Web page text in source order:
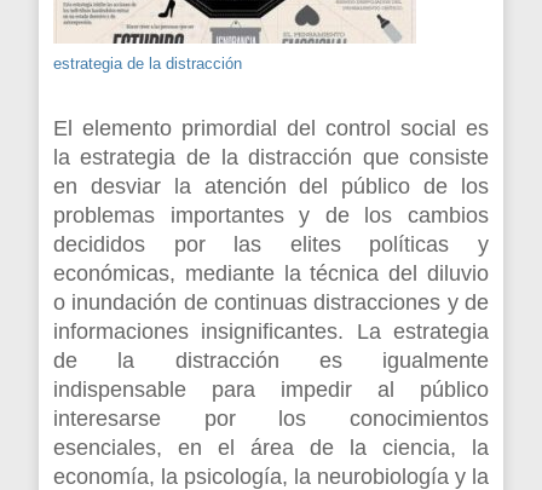
estrategia de la distracción
El elemento primordial del control social es
la estrategia de la distracción que consiste
en desviar la atención del público de los
problemas importantes y de los cambios
decididos por las elites políticas y
económicas, mediante la técnica del diluvio
o inundación de continuas distracciones y de
informaciones insignificantes. La estrategia
de la distracción es igualmente
indispensable para impedir al público
interesarse por los conocimientos
esenciales, en el área de la ciencia, la
economía, la psicología, la neurobiología y la